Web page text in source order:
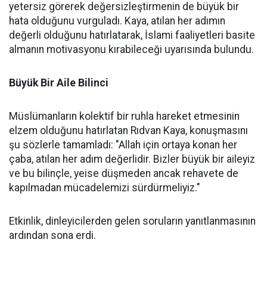
yetersiz görerek değersizleştirmenin de büyük bir
hata olduğunu vurguladı. Kaya, atılan her adımın
değerli olduğunu hatırlatarak, İslami faaliyetleri basite
almanın motivasyonu kırabileceği uyarısında bulundu.
Büyük Bir Aile Bilinci
Müslümanların kolektif bir ruhla hareket etmesinin
elzem olduğunu hatırlatan Rıdvan Kaya, konuşmasını
şu sözlerle tamamladı: "Allah için ortaya konan her
çaba, atılan her adım değerlidir. Bizler büyük bir aileyiz
ve bu bilinçle, yeise düşmeden ancak rehavete de
kapılmadan mücadelemizi sürdürmeliyiz."
Etkinlik, dinleyicilerden gelen soruların yanıtlanmasının
ardından sona erdi.